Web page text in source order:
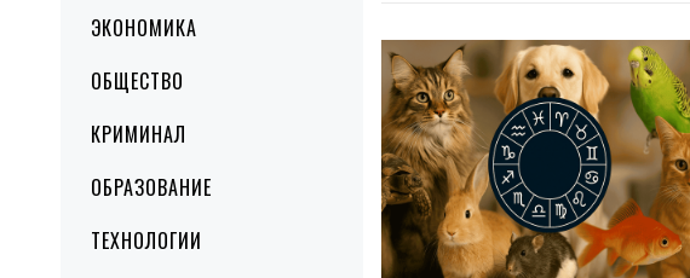
ЭКОНОМИКА
ОБЩЕСТВО
КРИМИНАЛ
ОБРАЗОВАНИЕ
ТЕХНОЛОГИИ